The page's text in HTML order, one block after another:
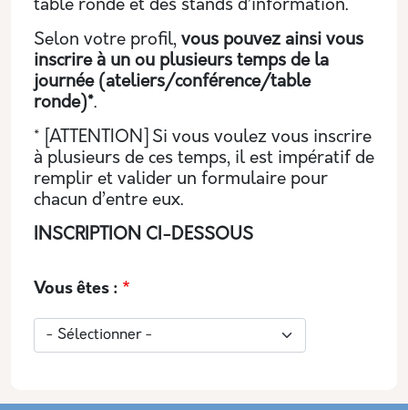
table ronde et des stands d’information.
Selon votre profil, vous pouvez ainsi vous
inscrire à un ou plusieurs temps de la
journée (ateliers/conférence/table
ronde)*.
* [ATTENTION] Si vous voulez vous inscrire
à plusieurs de ces temps, il est impératif de
remplir et valider un formulaire pour
chacun d’entre eux.
INSCRIPTION CI-DESSOUS
Vous êtes :